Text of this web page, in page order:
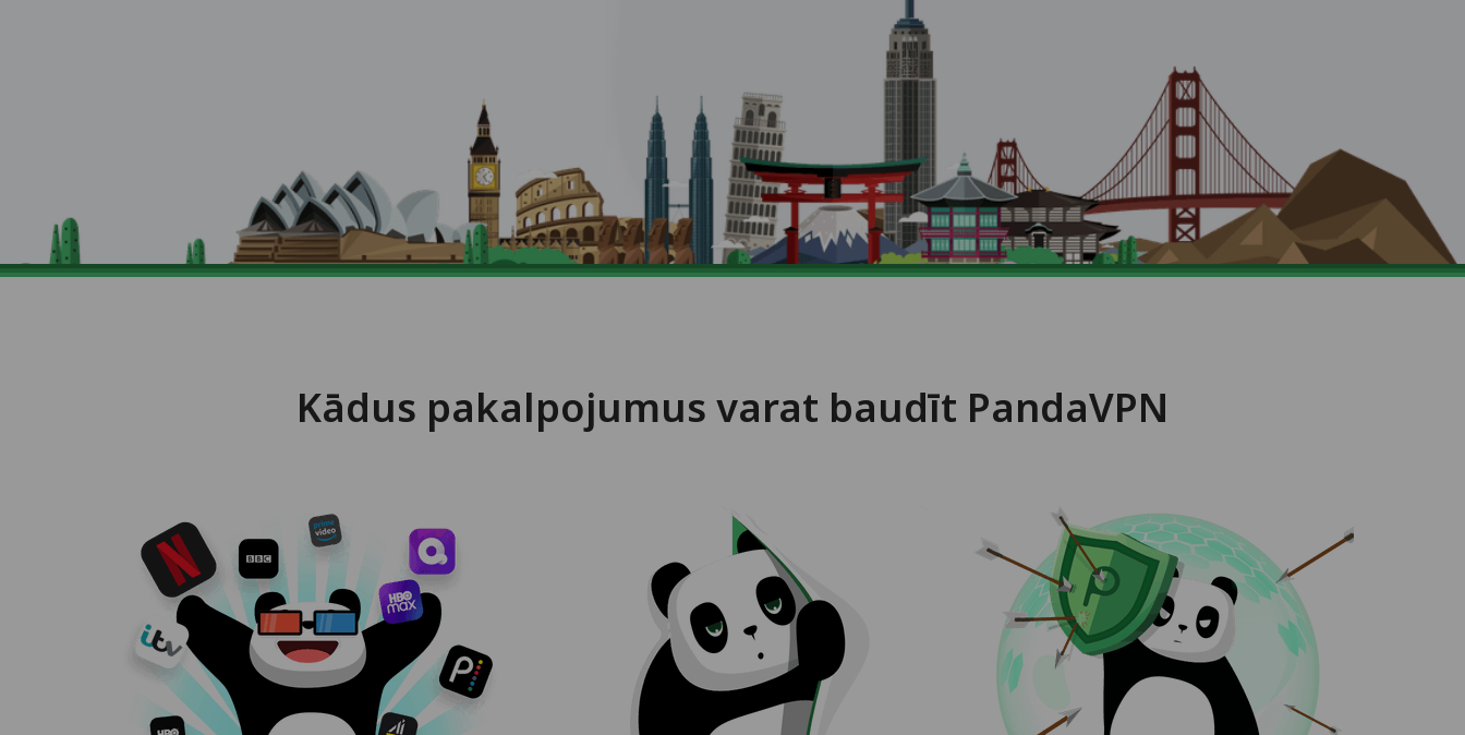
Kādus pakalpojumus varat baudīt PandaVPN